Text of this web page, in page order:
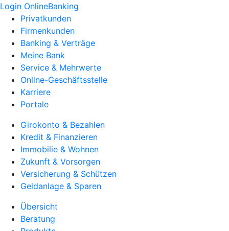
Login OnlineBanking
Privatkunden
Firmenkunden
Banking & Verträge
Meine Bank
Service & Mehrwerte
Online-Geschäftsstelle
Karriere
Portale
Girokonto & Bezahlen
Kredit & Finanzieren
Immobilie & Wohnen
Zukunft & Vorsorgen
Versicherung & Schützen
Geldanlage & Sparen
Übersicht
Beratung